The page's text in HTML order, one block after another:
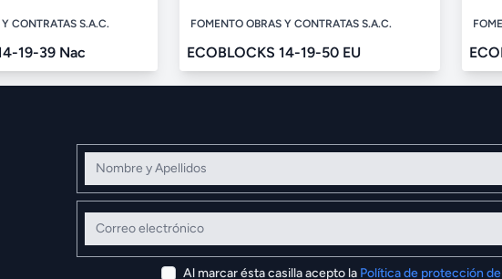
CONTRATAS S.A.C.
19-39 Nac
FOMENTO OBRAS Y CONTRATAS S.A.C.
ECOBLOCKS 14-19-50 EU
Nombre y Apellidos
Correo electrónico
Al marcar ésta casilla acepto la Política de protección